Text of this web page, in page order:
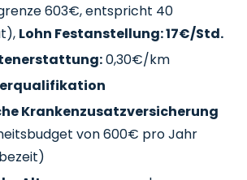
603€, entspricht 40
Lohn Festanstellung: 17€/Std.
0,30€/km
Krankenzusatzversicherung
von 600€ pro Jahr